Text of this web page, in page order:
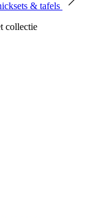
& tafels
collectie